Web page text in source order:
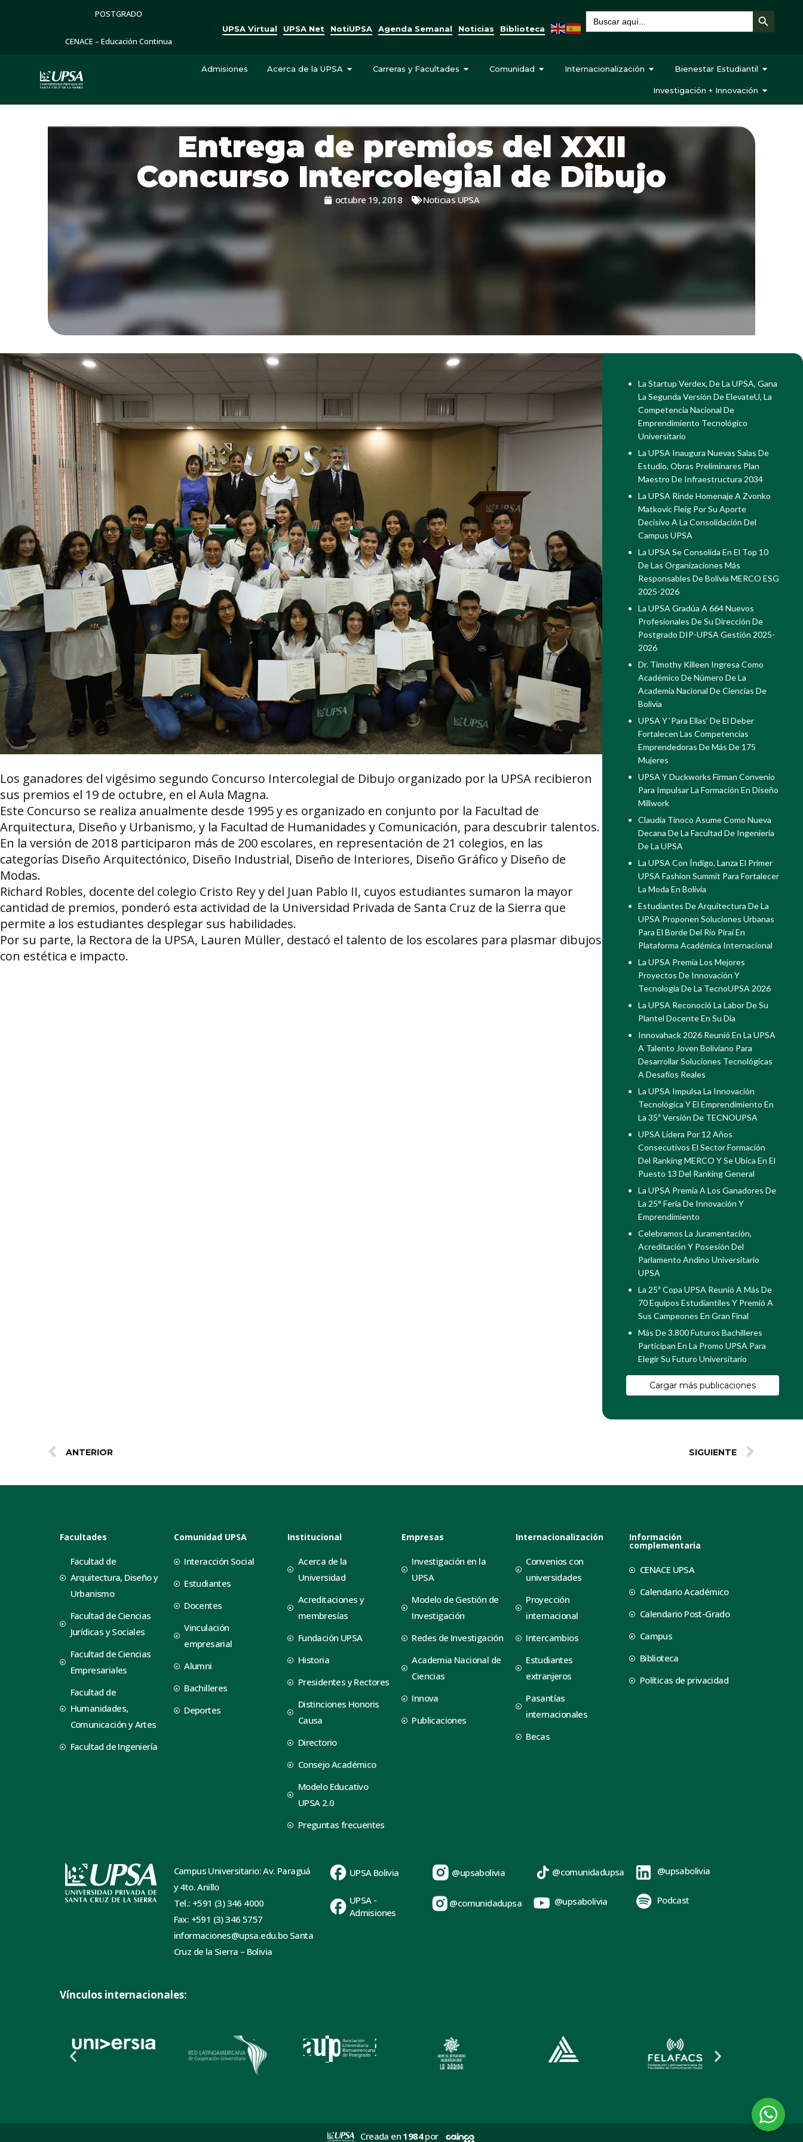
POSTGRADO
CENACE – Educación Continua
UPSA Virtual UPSA Net NotiUPSA Agenda Semanal Noticias Biblioteca
Buscar: Botón de búsqueda
Admisiones Acerca de la UPSA Carreras y Facultades Comunidad Internacionalización Bienestar Estudiantil
Investigación + Innovación
Entrega de premios del XXII
Concurso Intercolegial de Dibujo
octubre 19, 2018 Noticias UPSA
Los ganadores del vigésimo segundo Concurso Intercolegial de Dibujo organizado por la UPSA recibieron
sus premios el 19 de octubre, en el Aula Magna.
Este Concurso se realiza anualmente desde 1995 y es organizado en conjunto por la Facultad de
Arquitectura, Diseño y Urbanismo, y la Facultad de Humanidades y Comunicación, para descubrir talentos.
En la versión de 2018 participaron más de 200 escolares, en representación de 21 colegios, en las
categorías Diseño Arquitectónico, Diseño Industrial, Diseño de Interiores, Diseño Gráfico y Diseño de
Modas.
Richard Robles, docente del colegio Cristo Rey y del Juan Pablo II, cuyos estudiantes sumaron la mayor
cantidad de premios, ponderó esta actividad de la Universidad Privada de Santa Cruz de la Sierra que
permite a los estudiantes desplegar sus habilidades.
Por su parte, la Rectora de la UPSA, Lauren Müller, destacó el talento de los escolares para plasmar dibujos
con estética e impacto.
La Startup Verdex, De La UPSA, Gana
La Segunda Versión De ElevateU, La
Competencia Nacional De
Emprendimiento Tecnológico
Universitario
La UPSA Inaugura Nuevas Salas De
Estudio, Obras Preliminares Plan
Maestro De Infraestructura 2034
La UPSA Rinde Homenaje A Zvonko
Matkovic Fleig Por Su Aporte
Decisivo A La Consolidación Del
Campus UPSA
La UPSA Se Consolida En El Top 10
De Las Organizaciones Más
Responsables De Bolivia MERCO ESG
2025-2026
La UPSA Gradúa A 664 Nuevos
Profesionales De Su Dirección De
Postgrado DIP-UPSA Gestión 2025-
2026
Dr. Timothy Killeen Ingresa Como
Académico De Número De La
Academia Nacional De Ciencias De
Bolivia
UPSA Y ‘Para Ellas’ De El Deber
Fortalecen Las Competencias
Emprendedoras De Más De 175
Mujeres
UPSA Y Duckworks Firman Convenio
Para Impulsar La Formación En Diseño
Millwork
Claudia Tinoco Asume Como Nueva
Decana De La Facultad De Ingeniería
De La UPSA
La UPSA Con Índigo, Lanza El Primer
UPSA Fashion Summit Para Fortalecer
La Moda En Bolivia
Estudiantes De Arquitectura De La
UPSA Proponen Soluciones Urbanas
Para El Borde Del Río Piraí En
Plataforma Académica Internacional
La UPSA Premia Los Mejores
Proyectos De Innovación Y
Tecnología De La TecnoUPSA 2026
La UPSA Reconoció La Labor De Su
Plantel Docente En Su Día
Innovahack 2026 Reunió En La UPSA
A Talento Joven Boliviano Para
Desarrollar Soluciones Tecnológicas
A Desafíos Reales
La UPSA Impulsa La Innovación
Tecnológica Y El Emprendimiento En
La 35ª Versión De TECNOUPSA
UPSA Lidera Por 12 Años
Consecutivos El Sector Formación
Del Ranking MERCO Y Se Ubica En El
Puesto 13 Del Ranking General
La UPSA Premia A Los Ganadores De
La 25° Feria De Innovación Y
Emprendimiento
Celebramos La Juramentación,
Acreditación Y Posesión Del
Parlamento Andino Universitario
UPSA
La 25ª Copa UPSA Reunió A Más De
70 Equipos Estudiantiles Y Premió A
Sus Campeones En Gran Final
Más De 3.800 Futuros Bachilleres
Participan En La Promo UPSA Para
Elegir Su Futuro Universitario
Cargar más publicaciones
ANTERIOR SIGUIENTE
Facultades
Facultad de
Arquitectura, Diseño y
Urbanismo
Facultad de Ciencias
Jurídicas y Sociales
Facultad de Ciencias
Empresariales
Facultad de
Humanidades,
Comunicación y Artes
Facultad de Ingeniería
Comunidad UPSA
Interacción Social
Estudiantes
Docentes
Vinculación
empresarial
Alumni
Bachilleres
Deportes
Institucional
Acerca de la
Universidad
Acreditaciones y
membresías
Fundación UPSA
Historia
Presidentes y Rectores
Distinciones Honoris
Causa
Directorio
Consejo Académico
Modelo Educativo
UPSA 2.0
Preguntas frecuentes
Empresas
Investigación en la
UPSA
Modelo de Gestión de
Investigación
Redes de Investigación
Academia Nacional de
Ciencias
Innova
Publicaciones
Internacionalización
Convenios con
universidades
Proyección
internacional
Intercambios
Estudiantes
extranjeros
Pasantías
internacionales
Becas
Información
complementaria
CENACE UPSA
Calendario Académico
Calendario Post-Grado
Campus
Biblioteca
Políticas de privacidad
Campus Universitario: Av. Paraguá
y 4to. Anillo
Tel.: +591 (3) 346 4000
Fax: +591 (3) 346 5757
informaciones@upsa.edu.bo Santa
Cruz de la Sierra – Bolivia
UPSA Bolivia
UPSA -
Admisiones
@upsabolivia
@comunidadupsa
@comunidadupsa
@upsabolivia
@upsabolivia
Podcast
Vínculos internacionales:
Creada en 1984por